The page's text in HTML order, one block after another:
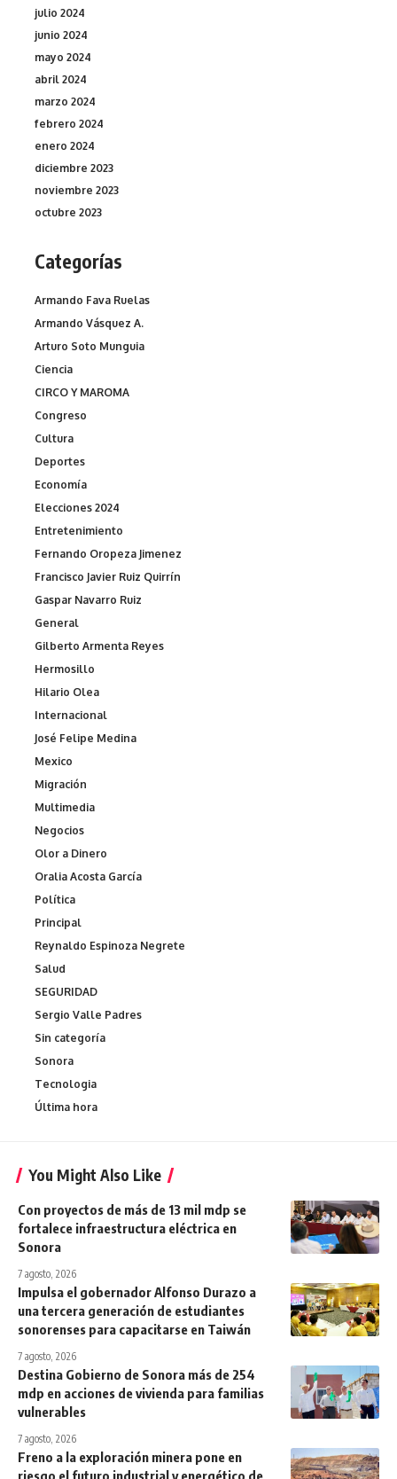
julio 2024
junio 2024
mayo 2024
abril 2024
marzo 2024
febrero 2024
enero 2024
diciembre 2023
noviembre 2023
octubre 2023
Categorías
Armando Fava Ruelas
Armando Vásquez A.
Arturo Soto Munguia
Ciencia
CIRCO Y MAROMA
Congreso
Cultura
Deportes
Economía
Elecciones 2024
Entretenimiento
Fernando Oropeza Jimenez
Francisco Javier Ruiz Quirrín
Gaspar Navarro Ruiz
General
Gilberto Armenta Reyes
Hermosillo
Hilario Olea
Internacional
José Felipe Medina
Mexico
Migración
Multimedia
Negocios
Olor a Dinero
Oralia Acosta García
Política
Principal
Reynaldo Espinoza Negrete
Salud
SEGURIDAD
Sergio Valle Padres
Sin categoría
Sonora
Tecnologia
Última hora
You Might Also Like
Con proyectos de más de 13 mil mdp se
fortalece infraestructura eléctrica en
Sonora
7 agosto, 2026
Impulsa el gobernador Alfonso Durazo a
una tercera generación de estudiantes
sonorenses para capacitarse en Taiwán
7 agosto, 2026
Destina Gobierno de Sonora más de 254
mdp en acciones de vivienda para familias
vulnerables
7 agosto, 2026
Freno a la exploración minera pone en
riesgo el futuro industrial y energético de